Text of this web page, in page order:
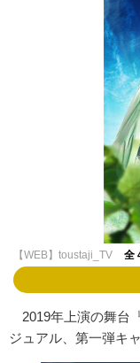
【WEB】toustaji_TV 全
2019年上演の舞台
ジュアル、第一弾キ